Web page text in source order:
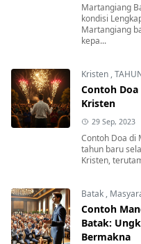
Martangiang
kondisi
Martangiang
kepa...
Kristen ,
Contoh
Kristen
29 Sep, 2023
Contoh Doa di
tahun baru
Kristen,
Batak ,
Contoh
Batak:
Bermakna